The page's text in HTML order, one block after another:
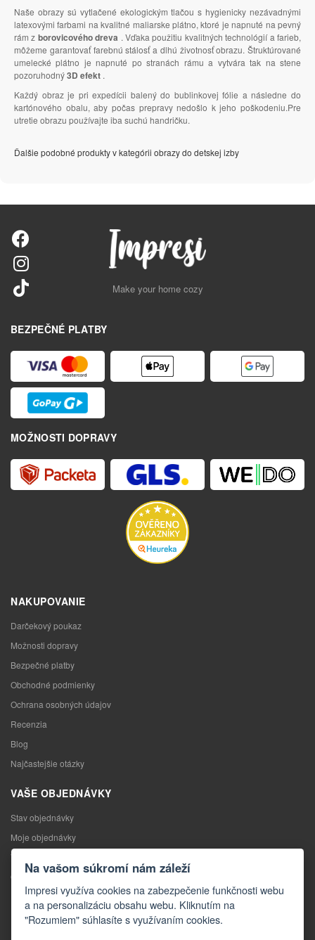
Naše obrazy sú vytlačené ekologickým tlačou s hygienicky nezávadnými
latexovými farbami na kvalitné maliarske plátno, ktoré je napnuté na pevný
rám z borovicového dreva . Vďaka použitiu kvalitných technológií a farieb,
môžeme garantovať farebnú stálosť a dlhú životnosť obrazu. Štruktúrované
umelecké plátno je napnuté po stranách rámu a vytvára tak na stene
pozoruhodný3D efekt .
Každý obraz je pri expedícii balený do bublinkovej fólie a následne do
kartónového obalu, aby počas prepravy nedošlo k jeho poškodeniu.Pre
utretie obrazu používajte iba suchú handričku.
Ďalšie podobné produkty v kategórii obrazy do detskej izby
Make your home cozy
BEZPEČNÉ PLATBY
MOŽNOSTI DOPRAVY
NAKUPOVANIE
Darčekový poukaz
Možnosti dopravy
Bezpečné platby
Obchodné podmienky
Ochrana osobných údajov
Recenzia
Blog
Najčastejšie otázky
VAŠE OBJEDNÁVKY
Stav objednávky
Moje objednávky
Výmena tovaru
Odstúpenie od kúpnej zmluvy
Reklamácia
KONTAKTY
Na vašom súkromí nám záleží
Impresi využíva cookies na zabezpečenie funkčnosti webu
a na personalizáciu obsahu webu. Kliknutím na
"Rozumiem" súhlasíte s využívaním cookies.